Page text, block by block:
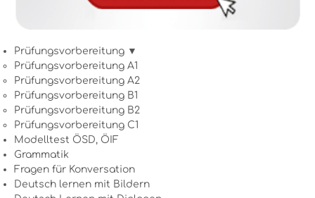
Prüfungsvorbereitung ▼
Prüfungsvorbereitung A1
Prüfungsvorbereitung A2
Prüfungsvorbereitung B1
Prüfungsvorbereitung B2
Prüfungsvorbereitung C1
Modelltest ÖSD, ÖIF
Grammatik
Fragen für Konversation
Deutsch lernen mit Bildern